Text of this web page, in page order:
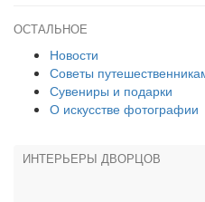
ОСТАЛЬНОЕ
Новости
Советы
Сувениры и подарки
О искусстве фотографии
ИНТЕРЬЕРЫ ДВОРЦОВ